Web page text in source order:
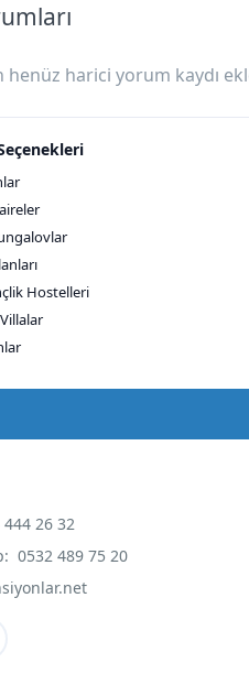
henüz harici yorum kaydı
Hostelleri
444 26 32
0532 489 75 20